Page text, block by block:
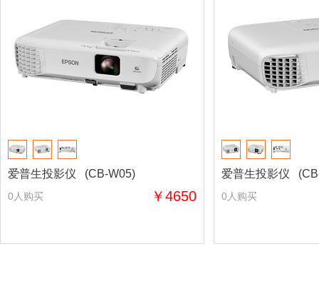
爱普生投影仪 (CB-W05)
0人购买 ￥4650
爱普生投影仪
0人购买